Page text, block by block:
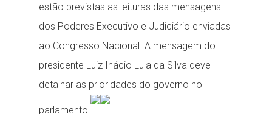
estão previstas as leituras das mensagens
dos Poderes Executivo e Judiciário enviadas
ao Congresso Nacional. A mensagem do
presidente Luiz Inácio Lula da Silva deve
detalhar as prioridades do governo no
parlamento.